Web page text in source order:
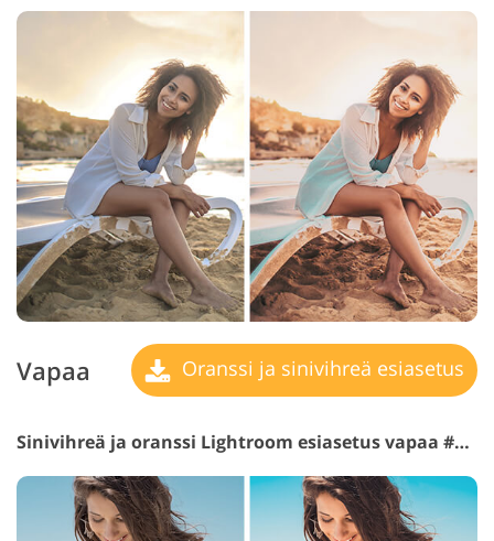
Vapaa Oranssi ja sinivihreä esiasetus
Sinivihreä ja oranssi Lightroom esiasetus vapaa #7 "Matte"